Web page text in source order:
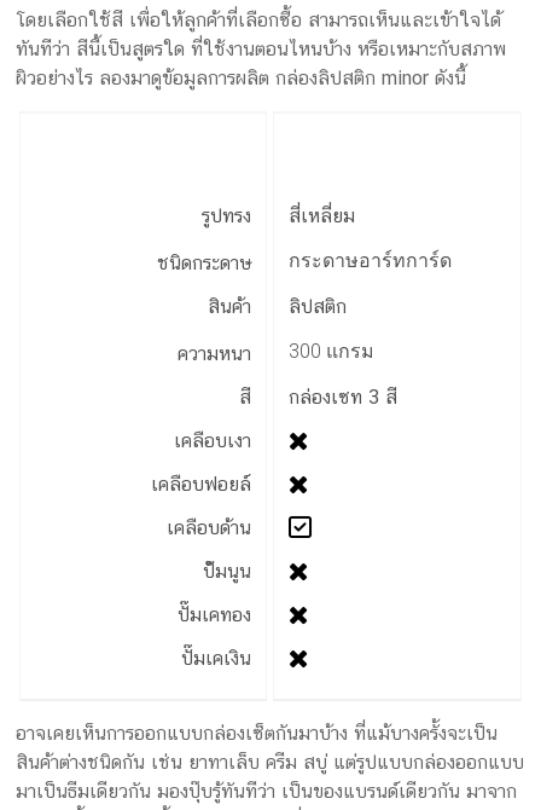
โดยเลือกใช้สี เพื่อให้ลูกค้าที่เลือกซื้อ สามารถเห็นและเข้าใจได้
ทันทีว่า สีนี้เป็นสูตรใด ที่ใช้งานตอนไหนบ้าง หรือเหมาะกับสภาพ
ผิวอย่างไร ลองมาดูข้อมูลการผลิต กล่องลิปสติก minor ดังนี้
รูปทรง
ชนิดกระดาษ
สินค้า
ความหนา
สี
เคลือบเงา
เคลือบฟอยล์
เคลือบด้าน
ป้๊มนูน
ปั๊มเคทอง
ปั๊มเคเงิน
สี่เหลี่ยม
กระดาษอาร์ทการ์ด
ลิปสติก
300 แกรม
กล่องเซท 3 สี
อาจเคยเห็นการออกแบบกล่องเซ็ตกันมาบ้าง ที่แม้บางครั้งจะเป็น
สินค้าต่างชนิดกัน เช่น ยาทาเล็บ ครีม สบู่ แต่รูปแบบกล่องออกแบบ
มาเป็นธีมเดียวกัน มองปุ๊บรู้ทันทีว่า เป็นของแบรนด์เดียวกัน มาจาก